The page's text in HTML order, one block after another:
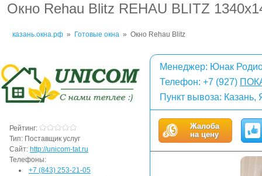
Окно Rehau Blitz REHAU BLITZ
казань.окна.рф » Готовые окна » Окно Rehau Blitz
Менеджер: Юнак
Телефон: +7 (927)
Пункт вывоза:
Жалоба
на цену
Рейтинг:
Тип: Поставщик услуг
Сайт: http://unicom-tat.ru
Телефоны:
+7 (843) 253-21-05